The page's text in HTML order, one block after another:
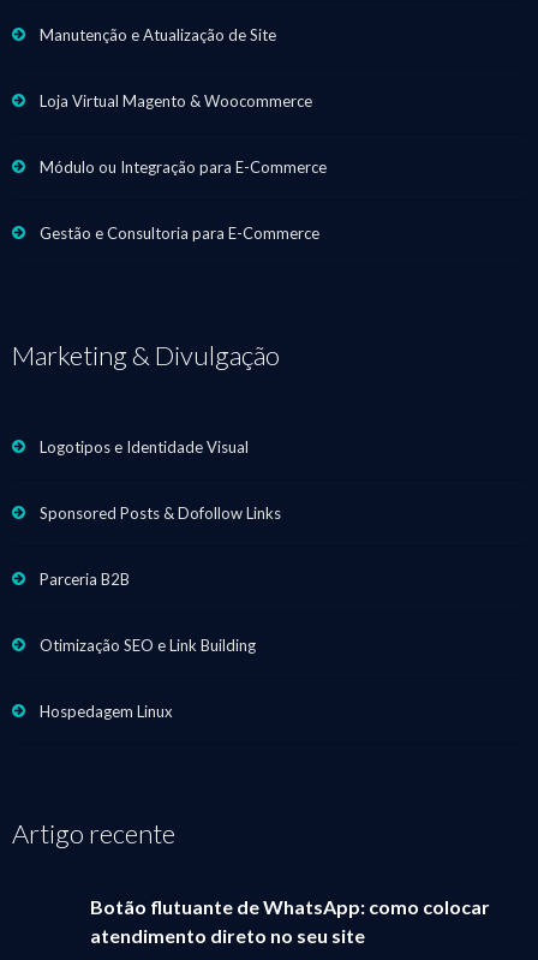
Manutenção e Atualização de Site
Loja Virtual Magento & Woocommerce
Módulo ou Integração para E-Commerce
Gestão e Consultoria para E-Commerce
Marketing & Divulgação
Logotipos e Identidade Visual
Sponsored Posts & Dofollow Links
Parceria B2B
Otimização SEO e Link Building
Hospedagem Linux
Artigo recente
Botão flutuante de WhatsApp: como colocar
atendimento direto no seu site